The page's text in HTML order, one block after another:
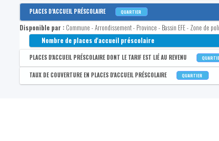
PLACES D’ACCUEIL PRÉSCOLAIRE QUARTIER
Disponible par : Commune - Arrondissement - Province - Bassin EFE - Zone de
Nombre de places d'accueil préscolaire
PLACES D'ACCUEIL PRÉSCOLAIRE DONT LE TARIF EST LIÉ AU REVENU
Disponible par :Commune - Arrondissement - Province - Bassin EFE - Zone de
Part des places d'accueil préscolaire dont le tarif est lié au
TAUX DE COUVERTURE EN PLACES D'ACCUEIL PRÉSCOLAIRE QUARTIER